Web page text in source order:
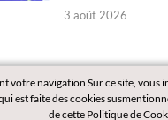
3 août 2026
votre navigation Sur ce site, vous
est faite des cookies
de cette Politique de